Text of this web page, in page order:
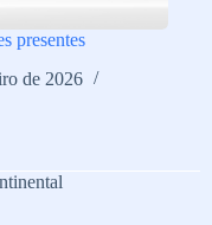
presentes
de 2026